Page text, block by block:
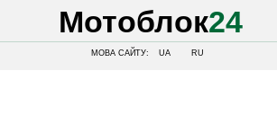
Мотоблок24
МОВА САЙТУ: